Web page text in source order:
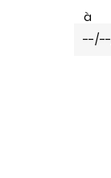
à